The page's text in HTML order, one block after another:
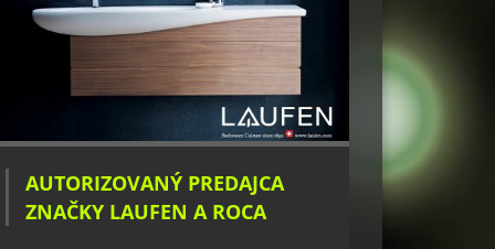
AUTORIZOVANÝ PREDAJCA
ZNAČKY LAUFEN A ROCA